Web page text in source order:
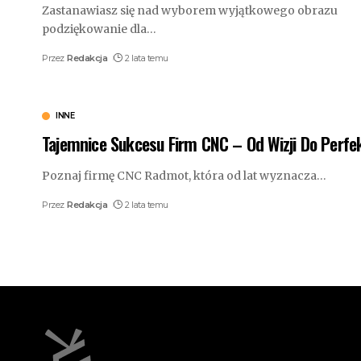
Zastanawiasz się nad wyborem wyjątkowego obrazu
podziękowanie dla…
Przez Redakcja 2 lata temu
INNE
Tajemnice Sukcesu Firm CNC – Od Wizji Do
Poznaj firmę CNC Radmot, która od lat wyznacza…
Przez Redakcja 2 lata temu